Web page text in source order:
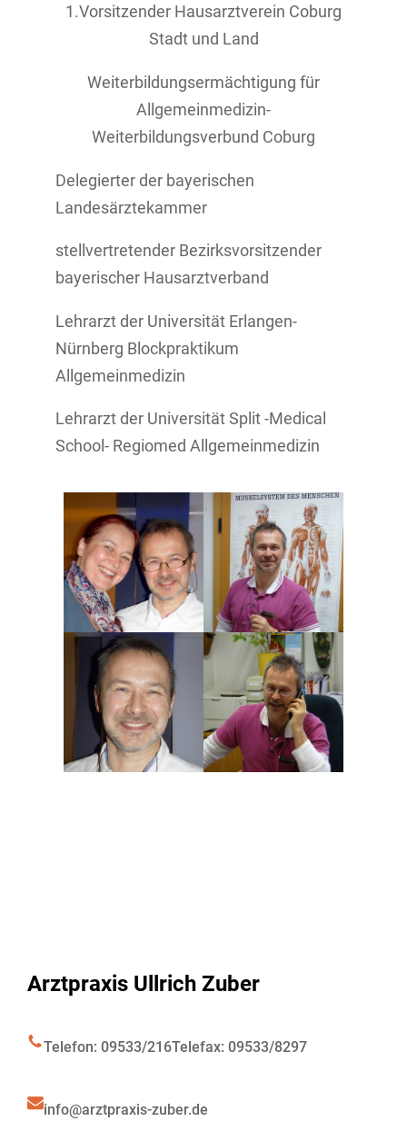
1.Vorsitzender Hausarztverein Coburg
Stadt und Land
Weiterbildungsermächtigung für
Allgemeinmedizin-
Weiterbildungsverbund Coburg
Delegierter der bayerischen
Landesärztekammer
stellvertretender Bezirksvorsitzender
bayerischer Hausarztverband
Lehrarzt der Universität Erlangen-
Nürnberg Blockpraktikum
Allgemeinmedizin
Lehrarzt der Universität Split -Medical
School- Regiomed Allgemeinmedizin
Arztpraxis Ullrich Zuber
Telefon: 09533/216Telefax: 09533/8297
info@arztpraxis-zuber.de